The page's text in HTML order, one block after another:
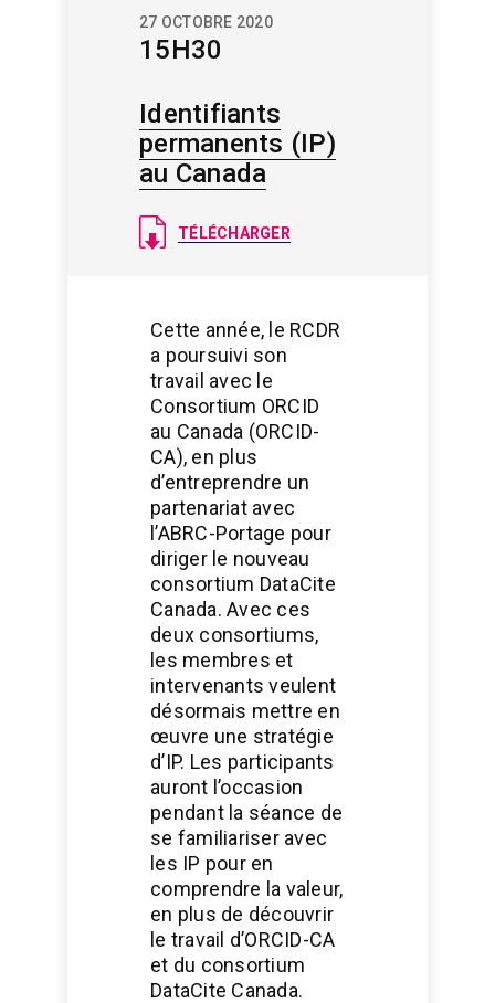
27 OCTOBRE 2020
15H30
Identifiants
permanents (IP)
au Canada
Document
TÉLÉCHARGER
Cette année, le RCDR
a poursuivi son
travail avec le
Consortium ORCID
au Canada (ORCID-
CA), en plus
d’entreprendre un
partenariat avec
l’ABRC-Portage pour
diriger le nouveau
consortium DataCite
Canada. Avec ces
deux consortiums,
les membres et
intervenants veulent
désormais mettre en
œuvre une stratégie
d’IP. Les participants
auront l’occasion
pendant la séance de
se familiariser avec
les IP pour en
comprendre la valeur,
en plus de découvrir
le travail d’ORCID-CA
et du consortium
DataCite Canada.